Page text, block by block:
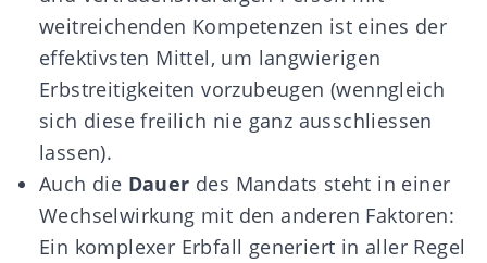
weitreichenden Kompetenzen ist eines der
effektivsten Mittel, um langwierigen
Erbstreitigkeiten vorzubeugen (wenngleich
sich diese freilich nie ganz ausschliessen
lassen).
Auch die Dauer des Mandats steht in einer
Wechselwirkung mit den anderen Faktoren:
Ein komplexer Erbfall generiert in aller Regel